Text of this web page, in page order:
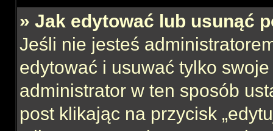
» Jak edytować lub usunąć
Jeśli nie jesteś
edytować i usuwać tylko
administrator w ten sposób
post klikając na przycisk